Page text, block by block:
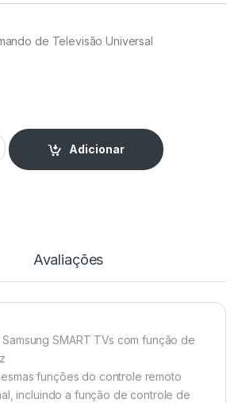
de Televisão Universal
p/ Samsung c/ Controlo de Voz
Adicionar
Avaliações
SMART TVs com função de
funções do controle remoto
incluindo a função de controle de